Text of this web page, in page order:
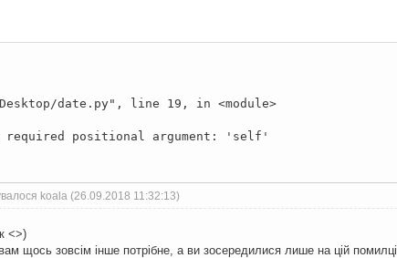
date.py", line 19, in <module>
required positional argument: 'self'
koala (26.09.2018 11:32:13)
<>)
щось зовсім інше потрібне, а ви зосередилися лише на цій помилці.